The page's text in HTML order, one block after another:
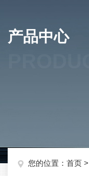
产品中心
您的位置： 首页 >